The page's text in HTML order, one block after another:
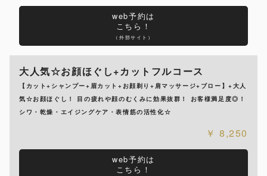
web予約は
こちら！
（外部サイト）
大人気☆お顔ほぐし+カットフルコース
【カット+シャンプー+眉カット+お顔剃り+肩マッサージ+ブロー】+大人
気☆お顔ほぐし！ 目の疲れや顔のむくみに効果抜群！ お客様満足度◎！
シワ・乾燥・エイジングケア・表情筋の活性化☆
8,250
web予約は
こちら！